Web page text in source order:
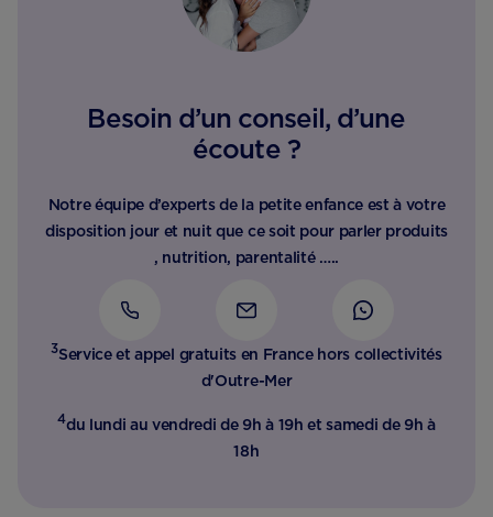
Besoin d’un conseil, d’une
écoute ?
Notre équipe d’experts de la petite enfance est à votre
disposition jour et nuit que ce soit pour parler produits
, nutrition, parentalité …..
3Service et appel gratuits en France hors collectivités
d'Outre-Mer​
4du lundi au vendredi de 9h à 19h et samedi de 9h à
18h